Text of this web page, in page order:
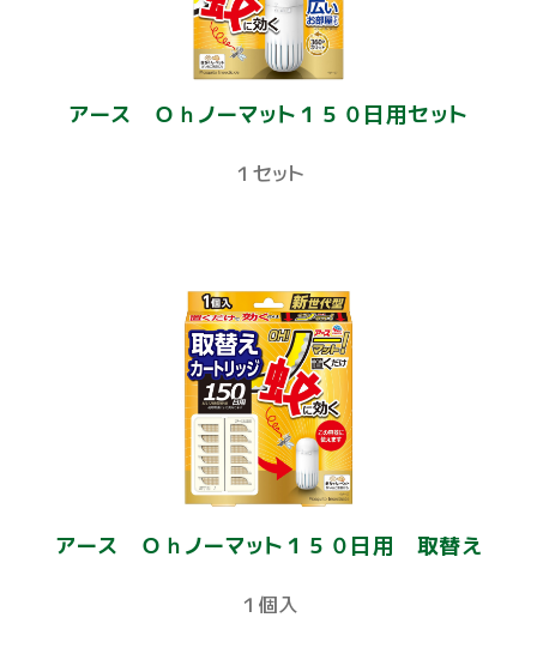
アース Ｏｈノーマット１５０日用セット
１セット
アース Ｏｈノーマット１５０日用 取替え
１個入